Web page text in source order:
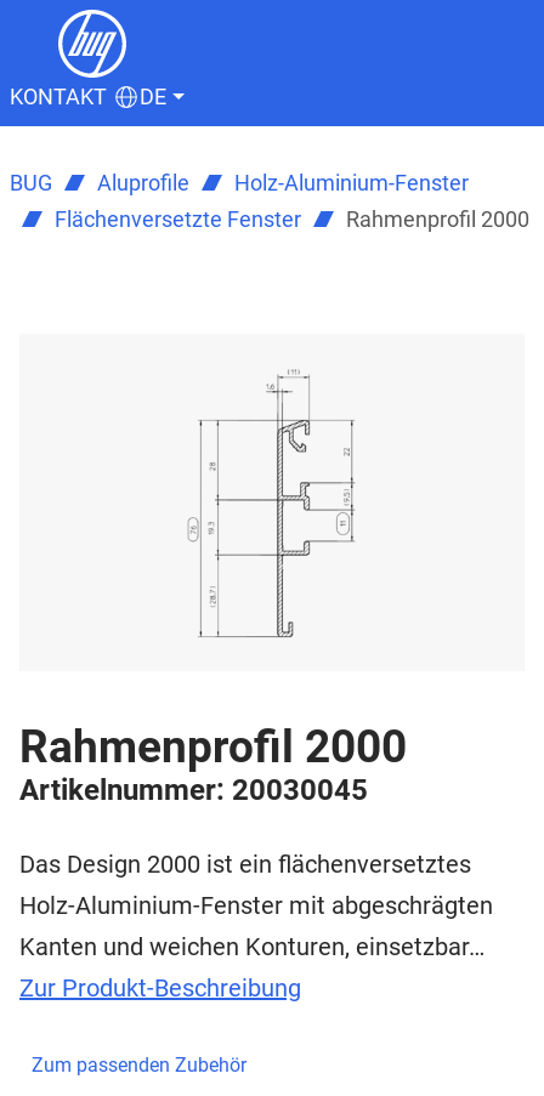
KONTAKT DE
BUG Aluprofile
Holz-Aluminium-Fenster
Flächenversetzte Fenster
Rahmenprofil 2000
Rahmenprofil 2000
Artikelnummer: 20030045
Das Design 2000 ist ein flächenversetztes
Holz-Aluminium-Fenster mit abgeschrägten
Kanten und weichen Konturen, einsetzbar…
Zur Produkt-Beschreibung
Zum passenden Zubehör